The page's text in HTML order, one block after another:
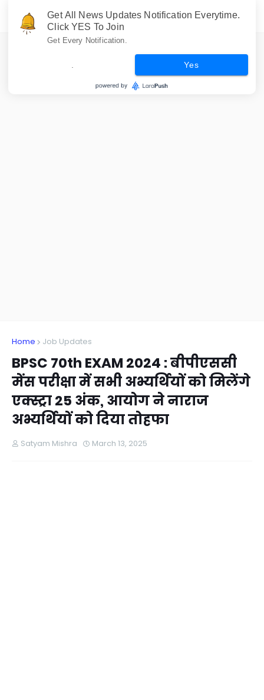
Home Job Updates
BPSC 70th EXAM 2024 : बीपीएससी
मेंस परीक्षा में सभी अभ्यर्थियों को मिलेंगे
एक्स्ट्रा 25 अंक, आयोग ने नाराज
अभ्यर्थियों को दिया तोहफा
Satyam Mishra March 13, 2025
Get All News Updates Notification Everytime.
Click YES To Join
Get Every Notification.
Yes